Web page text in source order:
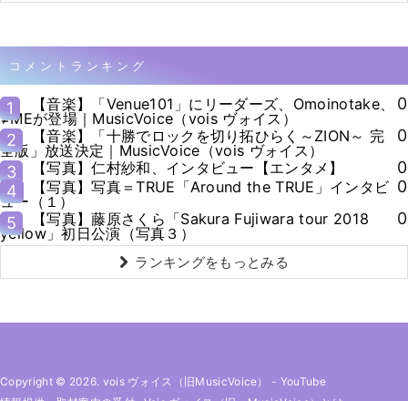
コメントランキング
1
【音楽】「Venue101」にリーダーズ、Omoinotake、
≠MEが登場｜MusicVoice（vois ヴォイス）
0
2
【音楽】「十勝でロックを切り拓ひらく～ZION～ 完
全版」放送決定｜MusicVoice（vois ヴォイス）
0
3
【写真】仁村紗和、インタビュー【エンタメ】
0
4
【写真】写真＝TRUE「Around the TRUE」インタビ
ュー（１）
0
5
【写真】藤原さくら「Sakura Fujiwara tour 2018
yellow」初日公演（写真３）
0
ランキングをもっとみる
Copyright © 2026. vois ヴォイス（旧MusicVoice） - YouTube